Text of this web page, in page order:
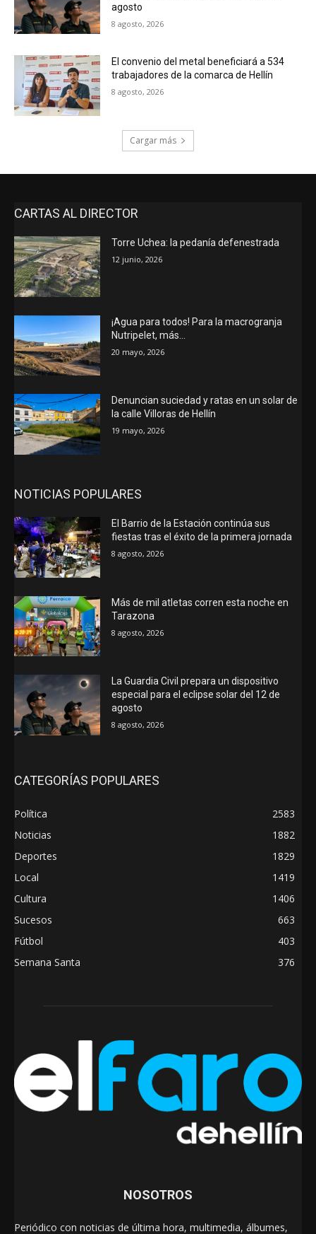
agosto
8 agosto, 2026
El convenio del metal beneficiará a 534
trabajadores de la comarca de Hellín
8 agosto, 2026
Cargar más
CARTAS AL DIRECTOR
Torre Uchea: la pedanía defenestrada
12 junio, 2026
¡Agua para todos! Para la macrogranja
Nutripelet, más…
20 mayo, 2026
Denuncian suciedad y ratas en un solar de
la calle Villoras de Hellín
19 mayo, 2026
NOTICIAS POPULARES
El Barrio de la Estación continúa sus
fiestas tras el éxito de la primera jornada
8 agosto, 2026
Más de mil atletas corren esta noche en
Tarazona
8 agosto, 2026
La Guardia Civil prepara un dispositivo
especial para el eclipse solar del 12 de
agosto
8 agosto, 2026
CATEGORÍAS POPULARES
Política
2583
Noticias
1882
Deportes
1829
Local
1419
Cultura
1406
Sucesos
663
Fútbol
403
Semana Santa
376
NOSOTROS
Periódico con noticias de última hora, multimedia, álbumes,